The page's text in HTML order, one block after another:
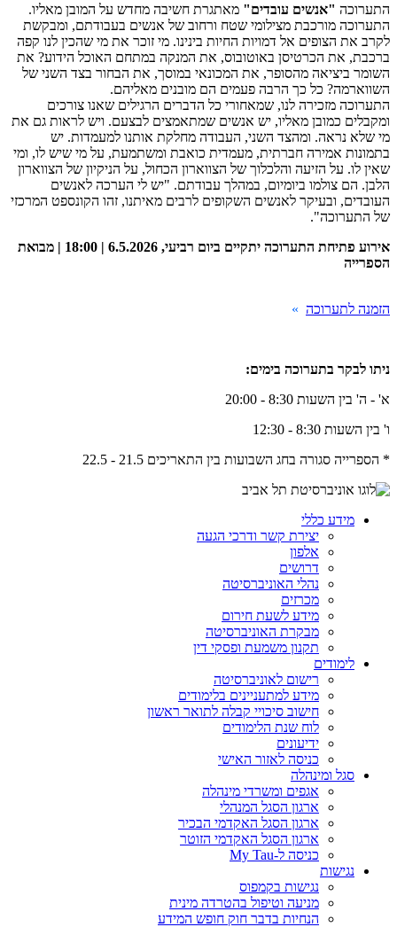
התערוכה "אנשים עובדים" מאתגרת חשיבה מחדש על המובן מאליו.
התערוכה מורכבת מצילומי שטח ורחוב של אנשים בעבודתם, ומבקשת
לקרב את הצופים אל דמויות החיות בינינו. מי זוכר את מי שהכין לנו קפה
ברכבת, את הכרטיסן באוטובוס, את המנקה במתחם האוכל הידוע? את
השומר ביציאה מהסופר, את המכונאי במוסך, את הבחור בצד השני של
השווארמה? כל כך הרבה פעמים הם מובנים מאליהם.
התערוכה מזכירה לנו, שמאחורי כל הדברים הרגילים שאנו צורכים
ומקבלים כמובן מאליו, יש אנשים שמתאמצים לבצעם. ויש לראות גם את
מי שלא נראה. ומהצד השני, העבודה מחלקת אותנו למעמדות. יש
בתמונות אמירה חברתית, מעמדית כואבת ומשתמעת, על מי שיש לו, ומי
שאין לו. על הזיעה והלכלוך של הצווארון הכחול, על הניקיון של הצווארון
הלבן. הם צולמו ביומיום, במהלך עבודתם. "יש לי הערכה לאנשים
העובדים, ובעיקר לאנשים השקופים לרבים מאיתנו, זהו הקונספט המרכזי
של התערוכה".
אירוע פתיחת התערוכה יתקיים ביום רביעי, 6.5.2026 | 18:00 | מבואת
הספרייה
הזמנה לתערוכה »
ניתו לבקר בתערוכה בימים:
א' - ה' בין השעות 8:30 - 20:00
ו' בין השעות 8:30 - 12:30
* הספרייה סגורה בחג השבועות בין התאריכים 21.5 - 22.5
מידע כללי
יצירת קשר ודרכי הגעה
אלפון
דרושים
נהלי האוניברסיטה
מכרזים
מידע לשעת חירום
מבקרת האוניברסיטה
תקנון משמעת ופסקי דין
לימודים
רישום לאוניברסיטה
מידע למתעניינים בלימודים
חישוב סיכויי קבלה לתואר ראשון
לוח שנת הלימודים
ידיעונים
כניסה לאזור האישי
סגל ומינהלה
אגפים ומשרדי מינהלה
ארגון הסגל המנהלי
ארגון הסגל האקדמי הבכיר
ארגון הסגל האקדמי הזוטר
כניסה ל-My Tau
נגישות
נגישות בקמפוס
מניעה וטיפול בהטרדה מינית
הנחיות בדבר חוק חופש המידע